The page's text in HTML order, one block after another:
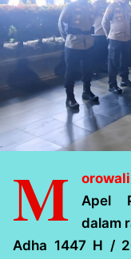
M orowali
Apel
dalam
Adha 1447 H /